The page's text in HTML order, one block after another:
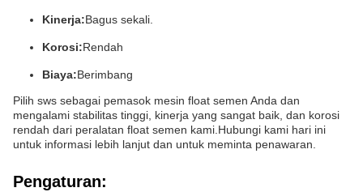
Kinerja:Bagus sekali.
Korosi:Rendah
Biaya:Berimbang
Pilih sws sebagai pemasok mesin float semen Anda dan
mengalami stabilitas tinggi, kinerja yang sangat baik, dan korosi
rendah dari peralatan float semen kami.Hubungi kami hari ini
untuk informasi lebih lanjut dan untuk meminta penawaran.
Pengaturan: